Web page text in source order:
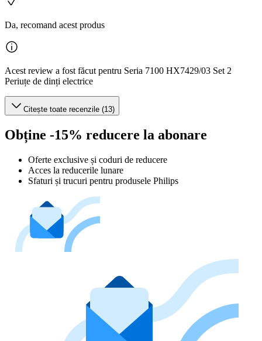
Da, recomand acest produs
Acest review a fost făcut pentru Seria 7100 HX7429/03 Set 2
Periuțe de dinți electrice
Citește toate recenzile (13)
Obține -15% reducere la abonare
Oferte exclusive și coduri de reducere
Acces la reducerile lunare
Sfaturi și trucuri pentru produsele Philips